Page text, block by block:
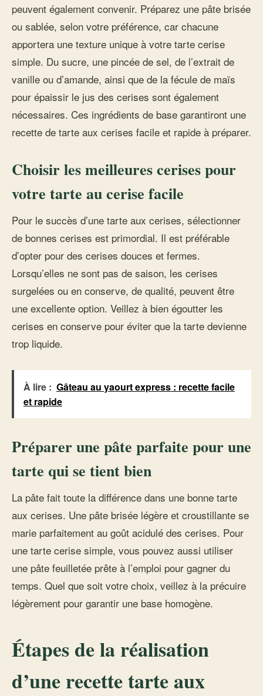
peuvent également convenir. Préparez une pâte brisée
ou sablée, selon votre préférence, car chacune
apportera une texture unique à votre tarte cerise
simple. Du sucre, une pincée de sel, de l’extrait de
vanille ou d’amande, ainsi que de la fécule de maïs
pour épaissir le jus des cerises sont également
nécessaires. Ces ingrédients de base garantiront une
recette de tarte aux cerises facile et rapide à préparer.
Choisir les meilleures cerises pour
votre tarte au cerise facile
Pour le succès d’une tarte aux cerises, sélectionner
de bonnes cerises est primordial. Il est préférable
d’opter pour des cerises douces et fermes.
Lorsqu’elles ne sont pas de saison, les cerises
surgelées ou en conserve, de qualité, peuvent être
une excellente option. Veillez à bien égoutter les
cerises en conserve pour éviter que la tarte devienne
trop liquide.
À lire : Gâteau au yaourt express : recette facile
et rapide
Préparer une pâte parfaite pour une
tarte qui se tient bien
La pâte fait toute la différence dans une bonne tarte
aux cerises. Une pâte brisée légère et croustillante se
marie parfaitement au goût acidulé des cerises. Pour
une tarte cerise simple, vous pouvez aussi utiliser
une pâte feuilletée prête à l’emploi pour gagner du
temps. Quel que soit votre choix, veillez à la précuire
légèrement pour garantir une base homogène.
Étapes de la réalisation
d’une recette tarte aux